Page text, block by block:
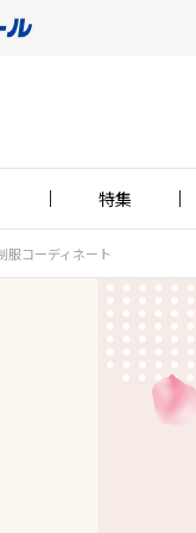
特集
服コーディネート